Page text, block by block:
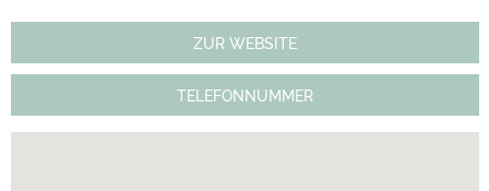
ZUR WEBSITE
TELEFONNUMMER